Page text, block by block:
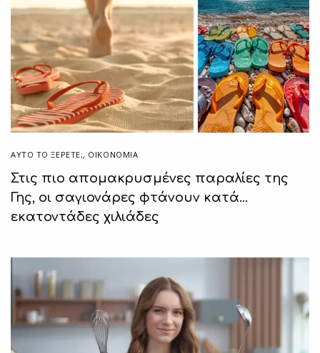
ΑΥΤΌ ΤΟ ΞΈΡΕΤΕ;, ΟΙΚΟΝΟΜΙΑ
Στις πιο απομακρυσμένες παραλίες της
Γης, οι σαγιονάρες φτάνουν κατά…
εκατοντάδες χιλιάδες